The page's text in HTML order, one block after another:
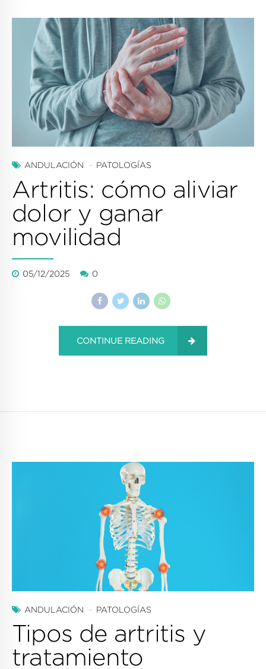
ANDULACIÓN PATOLOGÍAS
Artritis: cómo aliviar
dolor y ganar
movilidad
05/12/2025 0
CONTINUE READING
ANDULACIÓN PATOLOGÍAS
Tipos de artritis y
tratamiento